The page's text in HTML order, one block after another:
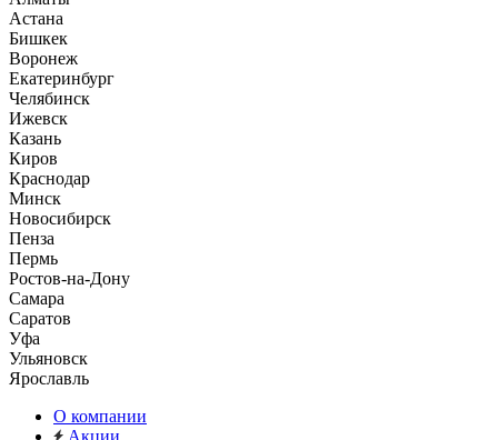
Астана
Бишкек
Воронеж
Екатеринбург
Челябинск
Ижевск
Казань
Киров
Краснодар
Минск
Новосибирск
Пенза
Пермь
Ростов-на-Дону
Самара
Саратов
Уфа
Ульяновск
Ярославль
О компании
Акции